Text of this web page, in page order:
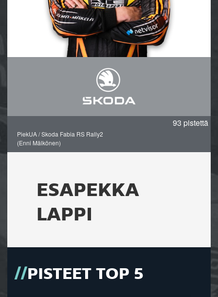
93 pistettä
PiekUA / Skoda Fabia RS Rally2
(Enni Mälkönen)
ESAPEKKA
LAPPI
PISTEET TOP 5